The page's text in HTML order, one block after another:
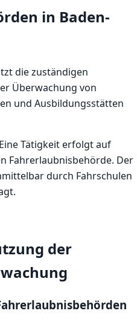
in Baden-
die zuständigen
Überwachung von
und Ausbildungsstätten
Eine Tätigkeit erfolgt auf
Fahrerlaubnisbehörde. Der
durch Fahrschulen
der